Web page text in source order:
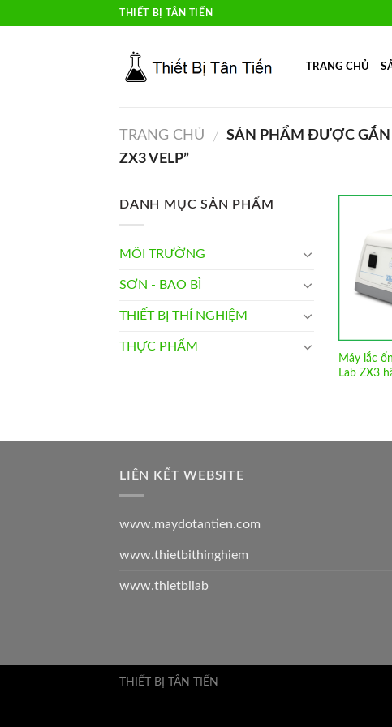
to
THIẾT BỊ TÂN TIẾN
TRANG CHỦ
TRANG CHỦ / SẢN PHẨM ĐƯỢC GẮN
ZX3 VELP”
DANH MỤC SẢN PHẨM
MÔI TRƯỜNG
SƠN - BAO BÌ
THIẾT BỊ THÍ NGHIỆM
THỰC PHẨM
Máy lắc
Lab ZX3
LIÊN KẾT WEBSITE
www.maydotantien.com
www.thietbithinghiem
www.thietbilab
THIẾT BỊ TÂN TIẾN